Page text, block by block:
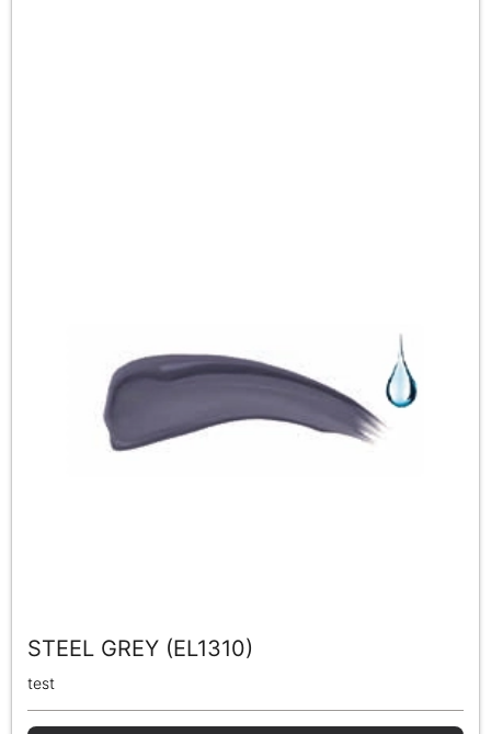
STEEL GREY (EL1310)
test